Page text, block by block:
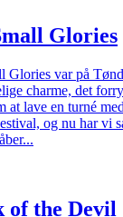
Glories
Glories var på
charme, det
at lave en turné
og nu har vi
of the Devil